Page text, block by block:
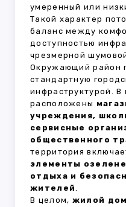
умеренный или
Такой характер
баланс между
доступностью
чрезмерной
Окружающий район
стандартную
инфраструктурой.
расположены
учреждения,
сервисные
общественного
территория
элементы
отдыха и
жителей.
В целом, жилой